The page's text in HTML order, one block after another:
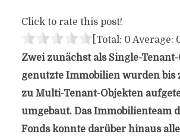
Click to rate this post!
[Total: 0 Average:
Zwei zunächst als Single-
genutzte Immobilien wurden bis
zu Multi-Tenant-Objekten
umgebaut. Das Immobilienteam
Fonds konnte darüber hinaus